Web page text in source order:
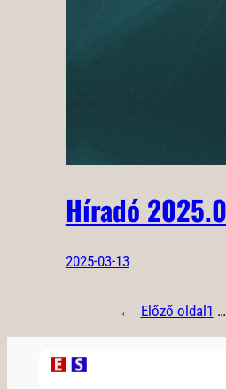
Híradó
2025-03-13
← Előző oldal1 …